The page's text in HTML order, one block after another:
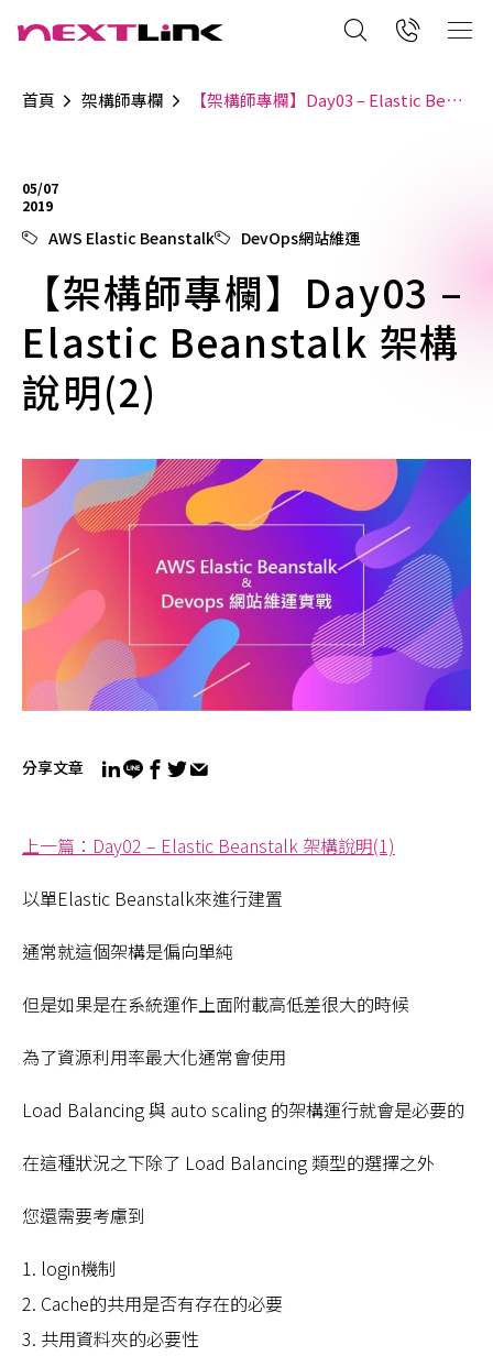
首頁 架構師專欄 【架構師專欄】Day03 – Elastic Beanstalk 架構說明(2)
05/07
2019
AWS Elastic Beanstalk DevOps網站維運
【架構師專欄】Day03 –
Elastic Beanstalk 架構
說明(2)
分享文章
上一篇：Day02 – Elastic Beanstalk 架構說明(1)
以單Elastic Beanstalk來進行建置
通常就這個架構是偏向單純
但是如果是在系統運作上面附載高低差很大的時候
為了資源利用率最大化通常會使用
Load Balancing 與 auto scaling 的架構運行就會是必要的
在這種狀況之下除了 Load Balancing 類型的選擇之外
您還需要考慮到
1. login機制
2. Cache的共用是否有存在的必要
3. 共用資料夾的必要性